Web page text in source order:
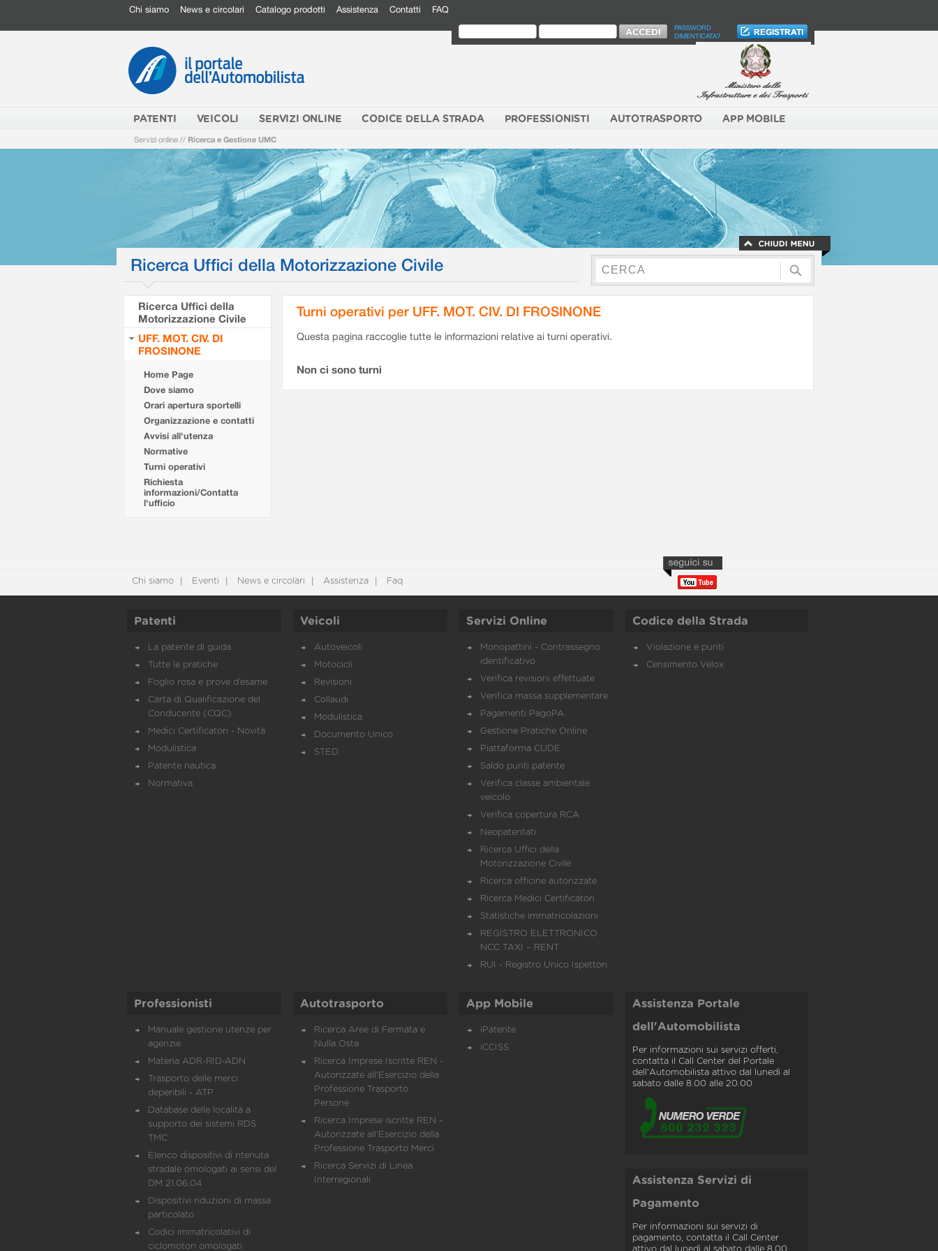
Chi siamo News e circolari Catalogo prodotti Assistenza Contatti FAQ
PASSWORD
DIMENTICATA?
PATENTI VEICOLI SERVIZI ONLINE CODICE DELLA STRADA PROFESSIONISTI AUTOTRASPORTO APP MOBILE
Servizi online // Ricerca e Gestione UMC
Ricerca Uffici della Motorizzazione Civile
Ricerca Uffici della
Motorizzazione Civile
UFF. MOT. CIV. DI
FROSINONE
Home Page
Dove siamo
Orari apertura sportelli
Organizzazione e contatti
Avvisi all'utenza
Normative
Turni operativi
Richiesta
informazioni/Contatta
l'ufficio
Turni operativi per UFF. MOT. CIV. DI FROSINONE
Questa pagina raccoglie tutte le informazioni relative ai turni operativi.
Non ci sono turni
Chi siamo Eventi News e circolari Assistenza Faq
Patenti
La patente di guida
Tutte le pratiche
Foglio rosa e prove d’esame
Carta di Qualificazione del
Conducente (CQC)
Medici Certificatori - Novità
Modulistica
Patente nautica
Normativa
Veicoli
Autoveicoli
Motocicli
Revisioni
Collaudi
Modulistica
Documento Unico
STED
Servizi Online
Monopattini - Contrassegno
identificativo
Verifica revisioni effettuate
Verifica massa supplementare
Pagamenti PagoPA
Gestione Pratiche Online
Piattaforma CUDE
Saldo punti patente
Verifica classe ambientale
veicolo
Verifica copertura RCA
Neopatentati
Ricerca Uffici della
Motorizzazione Civile
Ricerca officine autorizzate
Ricerca Medici Certificatori
Statistiche immatricolazioni
REGISTRO ELETTRONICO
NCC TAXI – RENT
RUI - Registro Unico Ispettori
Codice della Strada
Violazione e punti
Censimento Velox
Professionisti
Manuale gestione utenze per
agenzie
Materia ADR-RID-ADN
Trasporto delle merci
deperibili - ATP
Database delle località a
supporto dei sistemi RDS
TMC
Elenco dispositivi di ritenuta
stradale omologati ai sensi del
DM 21.06.04
Dispositivi riduzioni di massa
particolato
Codici immatricolativi di
ciclomotori omologati
Autotrasporto
Ricerca Aree di Fermata e
Nulla Osta
Ricerca Imprese Iscritte REN -
Autorizzate all'Esercizio della
Professione Trasporto
Persone
Ricerca Imprese iscritte REN -
Autorizzate all'Esercizio della
Professione Trasporto Merci
Ricerca Servizi di Linea
Interregionali
App Mobile
iPatente
iCCISS
Assistenza Portale
dell'Automobilista
Per informazioni sui servizi offerti,
contatta il Call Center del Portale
dell'Automobilista attivo dal lunedì al
sabato dalle 8.00 alle 20.00
Assistenza Servizi di
Pagamento
Per informazioni sui servizi di
pagamento, contatta il Call Center